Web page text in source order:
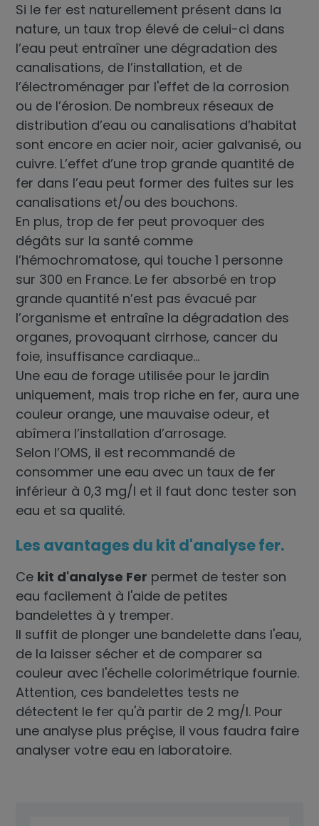
Si le fer est naturellement présent dans la
nature, un taux trop élevé de celui-ci dans
l’eau peut entraîner une dégradation des
canalisations, de l’installation, et de
l’électroménager par l'effet de la corrosion
ou de l’érosion. De nombreux réseaux de
distribution d’eau ou canalisations d’habitat
sont encore en acier noir, acier galvanisé, ou
cuivre. L’effet d’une trop grande quantité de
fer dans l’eau peut former des fuites sur les
canalisations et/ou des bouchons.
En plus, trop de fer peut provoquer des
dégâts sur la santé comme
l’hémochromatose, qui touche 1 personne
sur 300 en France. Le fer absorbé en trop
grande quantité n’est pas évacué par
l’organisme et entraîne la dégradation des
organes, provoquant cirrhose, cancer du
foie, insuffisance cardiaque…
Une eau de forage utilisée pour le jardin
uniquement, mais trop riche en fer, aura une
couleur orange, une mauvaise odeur, et
abîmera l’installation d’arrosage.
Selon l’OMS, il est recommandé de
consommer une eau avec un taux de fer
inférieur à 0,3 mg/l et il faut donc tester son
eau et sa qualité.
Les avantages du kit d'analyse fer.
Ce kit d'analyse Fer permet de tester son
eau facilement à l'aide de petites
bandelettes à y tremper.
Il suffit de plonger une bandelette dans l'eau,
de la laisser sécher et de comparer sa
couleur avec l'échelle colorimétrique fournie.
Attention, ces bandelettes tests ne
détectent le fer qu'à partir de 2 mg/l. Pour
une analyse plus préçise, il vous faudra faire
analyser votre eau en laboratoire.